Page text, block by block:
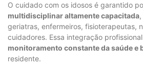
O cuidado com os idosos é garantido
multidisciplinar altamente capacitada
geriatras, enfermeiros, fisioterapeutas,
cuidadores. Essa integração
monitoramento constante da saúde e
residente.